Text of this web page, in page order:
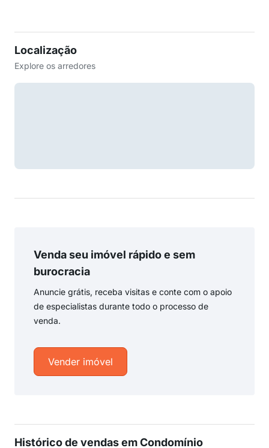
Localização
Explore os arredores
Venda seu imóvel rápido e sem
burocracia
Anuncie grátis, receba visitas e conte com o apoio
de especialistas durante todo o processo de
venda.
Vender imóvel
Histórico de vendas em Condomínio